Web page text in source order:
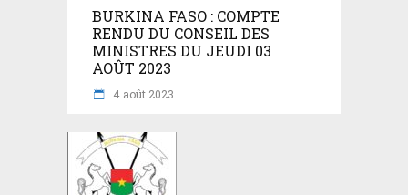
BURKINA FASO : COMPTE
RENDU DU CONSEIL DES
MINISTRES DU JEUDI 03
AOÛT 2023
4 août 2023